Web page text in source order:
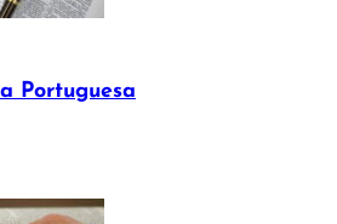
Portuguesa